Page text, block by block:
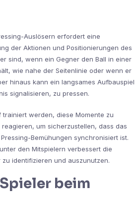
Auslösern erfordert eine
der Aktionen und Positionierungen des
sind, wenn ein Gegner den Ball in einer
wie nahe der Seitenlinie oder wenn er
hinaus kann ein langsames Aufbauspiel
signalisieren, zu pressen.
trainiert werden, diese Momente zu
um sicherzustellen, dass das
Bemühungen synchronisiert ist.
den Mitspielern verbessert die
identifizieren und auszunutzen.
beim